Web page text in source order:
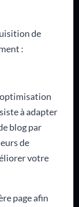
de
:
optimisation
à adapter
blog par
de
votre
page afin